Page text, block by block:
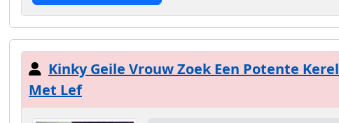
Kinky Geile Vrouw Zoek Een Potente Kerel
Met Lef